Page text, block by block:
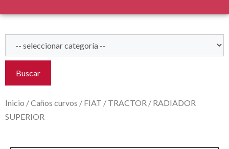
Buscar
Inicio /Caños curvos / FIAT / TRACTOR / RADIADOR
SUPERIOR